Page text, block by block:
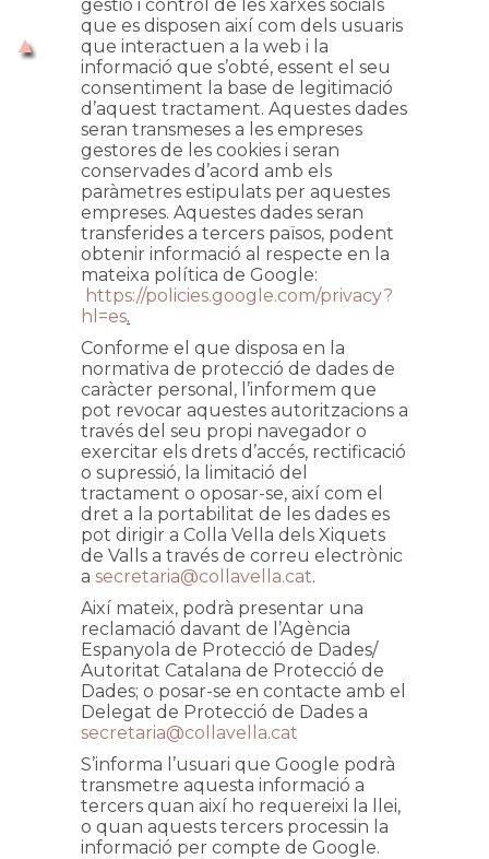
gestió i control de les xarxes socials
que es disposen així com dels usuaris
que interactuen a la web i la
informació que s’obté, essent el seu
consentiment la base de legitimació
d’aquest tractament. Aquestes dades
seran transmeses a les empreses
gestores de les cookies i seran
conservades d’acord amb els
paràmetres estipulats per aquestes
empreses. Aquestes dades seran
transferides a tercers països, podent
obtenir informació al respecte en la
mateixa política de Google:
https://policies.google.com/privacy?
hl=es.
Conforme el que disposa en la
normativa de protecció de dades de
caràcter personal, l’informem que
pot revocar aquestes autoritzacions a
través del seu propi navegador o
exercitar els drets d’accés, rectificació
o supressió, la limitació del
tractament o oposar-se, així com el
dret a la portabilitat de les dades es
pot dirigir a Colla Vella dels Xiquets
de Valls a través de correu electrònic
a secretaria@collavella.cat.
Així mateix, podrà presentar una
reclamació davant de l’Agència
Espanyola de Protecció de Dades/
Autoritat Catalana de Protecció de
Dades; o posar-se en contacte amb el
Delegat de Protecció de Dades a
secretaria@collavella.cat
S’informa l’usuari que Google podrà
transmetre aquesta informació a
tercers quan així ho requereixi la llei,
o quan aquests tercers processin la
informació per compte de Google.